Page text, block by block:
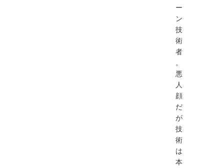
ー
ン
技
術
者
。
悪
人
顔
だ
が
技
術
は
本